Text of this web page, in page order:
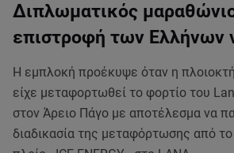
Διπλωματικός
επιστροφή των Ελλήνων
Η εμπλοκή προέκυψε όταν η
είχε μεταφορτωθεί το φορτίο του
στον Άρειο Πάγο με αποτέλεσμα να
διαδικασία της μεταφόρτωσης από